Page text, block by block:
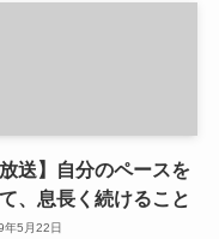
放送】自分のペースを
、息長く続けること
年5月22日